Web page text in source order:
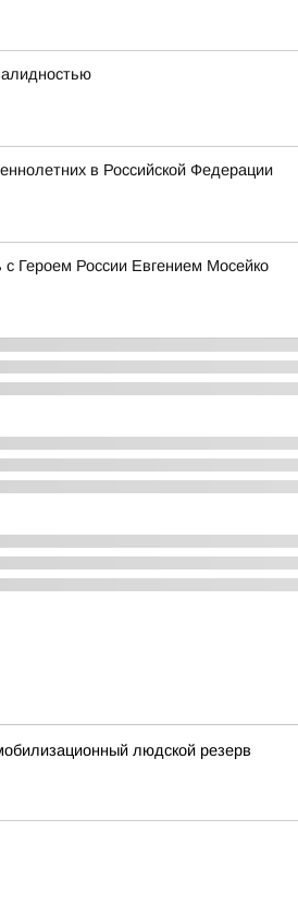
в Российской Федерации
с Героем России Евгением Мосейко
людской резерв